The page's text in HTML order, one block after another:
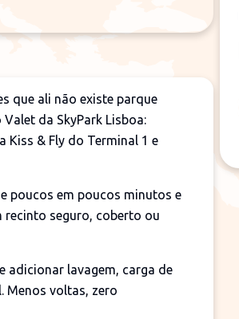
que ali não existe parque
da SkyPark Lisboa:
Kiss & Fly do Terminal 1 e
poucos em poucos minutos e
recinto seguro, coberto ou
adicionar lavagem, carga de
Menos voltas, zero